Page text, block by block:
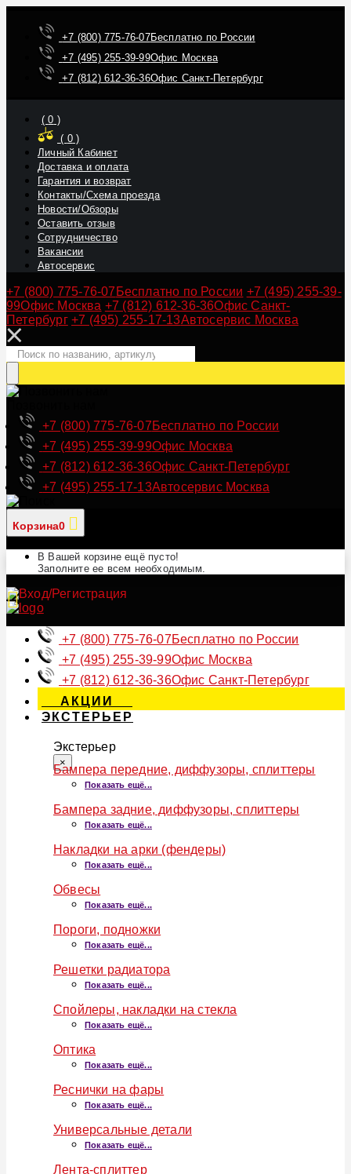
+7 (800) 775-76-07Бесплатно по России
+7 (495) 255-39-99Офис Москва
+7 (812) 612-36-36Офис Санкт-Петербург
(0 )
( 0)
Личный Кабинет
Доставка и оплата
Гарантия и возврат
Контакты/Схема проезда
Новости/Обзоры
Оставить отзыв
Сотрудничество
Вакансии
Автосервис
+7 (800) 775-76-07 Бесплатно по России +7 (495) 255-39-
99Офис Москва +7 (812) 612-36-36Офис Санкт-
Петербург +7 (495) 255-17-13Автосервис Москва
+7 (800) 775-76-07Бесплатно по России
+7 (495) 255-39-99Офис Москва
+7 (812) 612-36-36Офис Санкт-Петербург
+7 (495) 255-17-13Автосервис Москва
Корзина0
В Вашей корзине ещё пусто!
Заполните ее всем необходимым.
+7 (800) 775-76-07Бесплатно по России
+7 (495) 255-39-99Офис Москва
+7 (812) 612-36-36Офис Санкт-Петербург
АКЦИИ
ЭКСТЕРЬЕР
Экстерьер
×
Бампера передние, диффузоры, сплиттеры
Показать ещё...
Бампера задние, диффузоры, сплиттеры
Показать ещё...
Накладки на арки (фендеры)
Показать ещё...
Обвесы
Показать ещё...
Пороги, подножки
Показать ещё...
Решетки радиатора
Показать ещё...
Спойлеры, накладки на стекла
Показать ещё...
Оптика
Показать ещё...
Реснички на фары
Показать ещё...
Универсальные детали
Показать ещё...
Лента-сплиттер